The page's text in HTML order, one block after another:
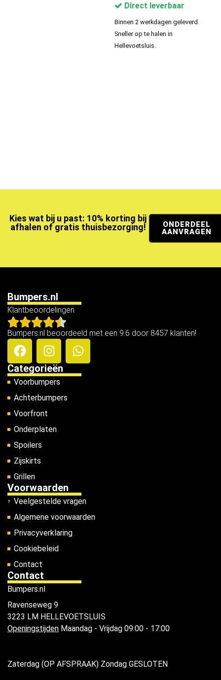
Direct leverbaar
Binnen 2 werkdagen geleverd.
Sneller op te halen in
Hellevoetsluis.
Kies wat bij u past: 10% korting bij
afhalen of gratis thuisbezorging!
ONDERDEEL
AANVRAGEN
Bumpers.nl
Klantbeoordelingen
Bumpers.nl beoordeeld met een 9.6 door 8457 klanten!
Categorieën
Voorbumpers
Achterbumpers
Voorfront
Onderplaten
Spoilers
Zijskirts
Grillen
Voorwaarden
Veelgestelde vragen
Algemene voorwaarden
Privacyverklaring
Cookiebeleid
Contact
Contact
Bumpers.nl
Ravenseweg 9
3223 LM HELLEVOETSLUIS
Openingstijden Maandag - Vrijdag 09:00 - 17:00
Zaterdag (OP AFSPRAAK) Zondag GESLOTEN